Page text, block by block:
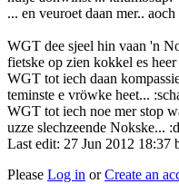
... en veuroet daan mer..
WGT dee sjeel hin vaan 'n
fietske op zien kokkel es
WGT tot iech daan
teminste e vröwke heet...
WGT tot iech noe mer stop
uzze slechzeende Nokske...
Last edit: 27 Jun 2012 18:37
Please Log in orCreate an